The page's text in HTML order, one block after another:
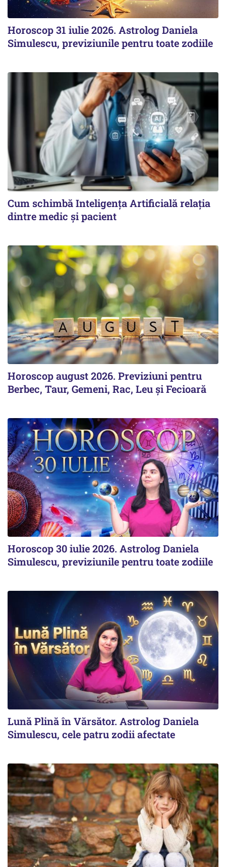
Horoscop 31 iulie 2026. Astrolog Daniela
Simulescu, previziunile pentru toate zodiile
Cum schimbă Inteligența Artificială relația
dintre medic și pacient
Horoscop august 2026. Previziuni pentru
Berbec, Taur, Gemeni, Rac, Leu și Fecioară
Horoscop 30 iulie 2026. Astrolog Daniela
Simulescu, previziunile pentru toate zodiile
Lună Plină în Vărsător. Astrolog Daniela
Simulescu, cele patru zodii afectate